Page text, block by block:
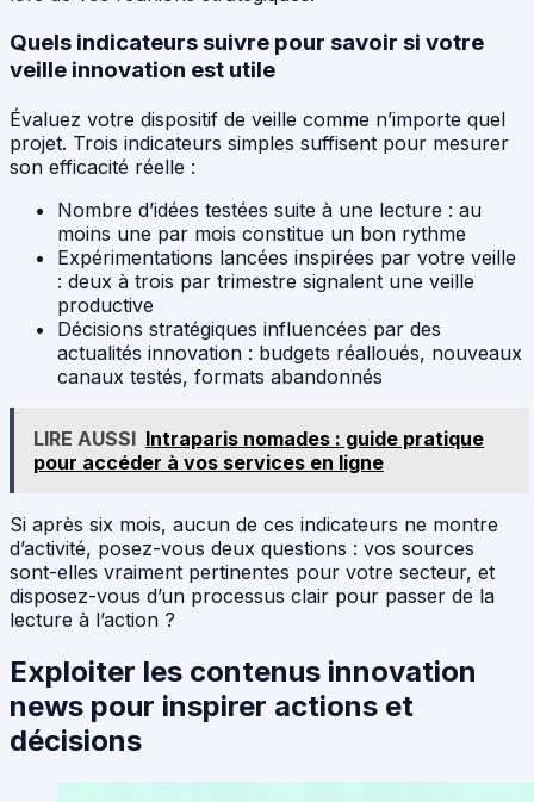
Quels indicateurs suivre pour savoir si votre
veille innovation est utile
Évaluez votre dispositif de veille comme n’importe quel
projet. Trois indicateurs simples suffisent pour mesurer
son efficacité réelle :
Nombre d’idées testées suite à une lecture : au
moins une par mois constitue un bon rythme
Expérimentations lancées inspirées par votre veille
: deux à trois par trimestre signalent une veille
productive
Décisions stratégiques influencées par des
actualités innovation : budgets réalloués, nouveaux
canaux testés, formats abandonnés
LIRE AUSSI Intraparis nomades : guide pratique
pour accéder à vos services en ligne
Si après six mois, aucun de ces indicateurs ne montre
d’activité, posez-vous deux questions : vos sources
sont-elles vraiment pertinentes pour votre secteur, et
disposez-vous d’un processus clair pour passer de la
lecture à l’action ?
Exploiter les contenus innovation
news pour inspirer actions et
décisions